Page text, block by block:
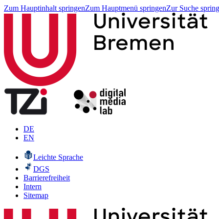
Zum Hauptinhalt springenZum Hauptmenü springenZur Suche
DE
EN
Leichte Sprache
DGS
Barrierefreiheit
Intern
Sitemap